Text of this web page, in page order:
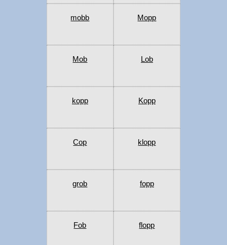
mobb Mopp
Mob Lob
kopp Kopp
Cop klopp
grob fopp
Fob flopp